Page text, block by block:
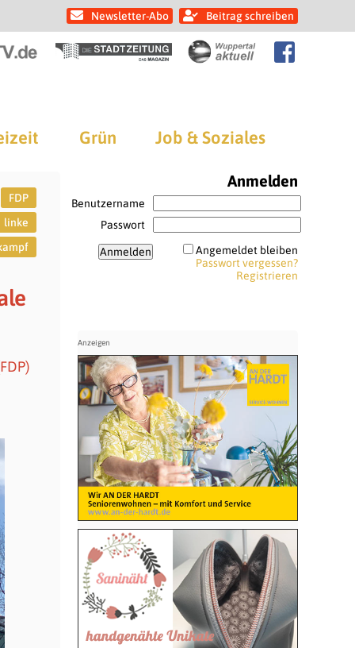
Newsletter-Abo Beitrag schreiben
Grün Job & Soziales
FDP
linke
Anmelden
Benutzername
Passwort
Angemeldet bleiben
Passwort vergessen?
Registrieren